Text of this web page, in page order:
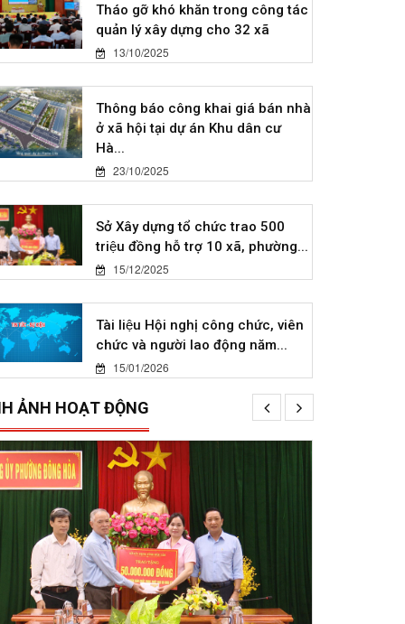
Tháo gỡ khó khăn trong công tác
quản lý xây dựng cho 32 xã
13/10/2025
Thông báo công khai giá bán nhà
ở xã hội tại dự án Khu dân cư
Hà...
23/10/2025
Sở Xây dựng tổ chức trao 500
triệu đồng hỗ trợ 10 xã, phường...
15/12/2025
Tài liệu Hội nghị công chức, viên
chức và người lao động năm...
15/01/2026
ẢNH HOẠT ĐỘNG